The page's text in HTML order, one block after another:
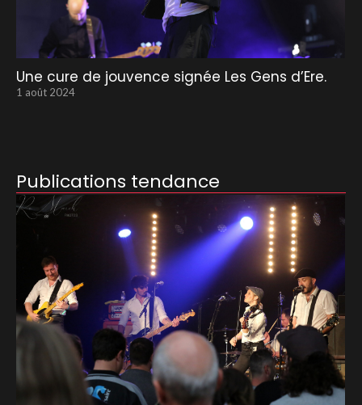
Une cure de jouvence signée Les Gens d’Ere.
1 août 2024
Publications tendance